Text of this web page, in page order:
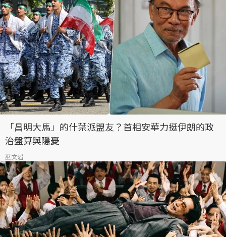
「昌明大馬」的什葉派盟友？首相安華力挺伊朗的政
治盤算與隱憂
巫文滔